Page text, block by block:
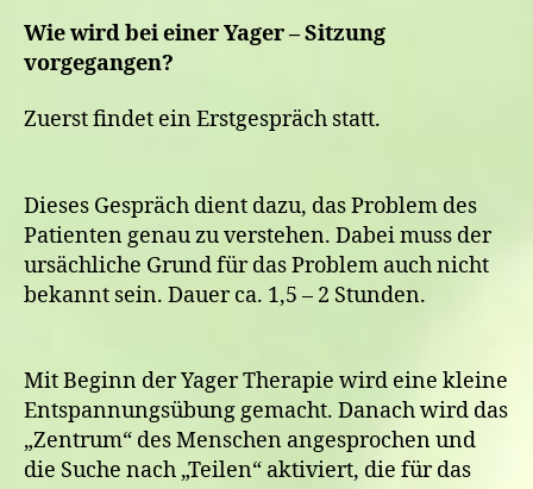
Wie wird bei einer Yager – Sitzung
vorgegangen?
Zuerst findet ein Erstgespräch statt.
Dieses Gespräch dient dazu, das Problem des
Patienten genau zu verstehen. Dabei muss der
ursächliche Grund für das Problem auch nicht
bekannt sein. Dauer ca. 1,5 – 2 Stunden.
Mit Beginn der Yager Therapie wird eine kleine
Entspannungsübung gemacht. Danach wird das
„Zentrum“ des Menschen angesprochen und
die Suche nach „Teilen“ aktiviert, die für das